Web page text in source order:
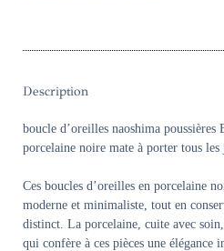
Description
boucle d’oreilles naoshima poussières
porcelaine noire mate à porter tous les
Ces boucles d’oreilles en porcelaine
moderne et minimaliste, tout en
distinct. La porcelaine, cuite avec
qui confère à ces pièces une